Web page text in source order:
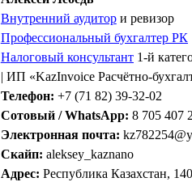
Внутренний аудитори ревизор
Профессиональный бухгалтер РК
Налоговый консультант1-й
| ИП «KazInvoice Расчётно-
Телефон: +7 (71 82) 39-32-02
Сотовый / WhatsApp: 8 705 407
Электронная почта:
Скайп: aleksey_kaznano
Адрес: Республика Казахстан,